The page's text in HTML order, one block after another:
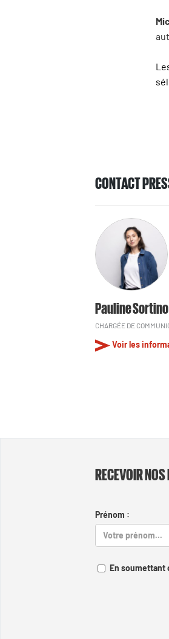
CONTACT
Pauline Sortino
CHARGÉE DE
Voir les
RECEVOIR
Prénom :
En soumettant